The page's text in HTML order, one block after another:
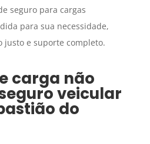
seguro para cargas
para sua necessidade,
justo e suporte completo.
carga não
veicular
do